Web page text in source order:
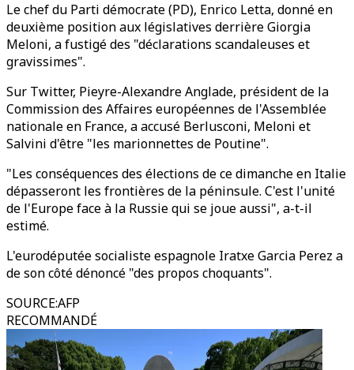
Le chef du Parti démocrate (PD), Enrico Letta, donné en
deuxième position aux législatives derrière Giorgia
Meloni, a fustigé des "déclarations scandaleuses et
gravissimes".
Sur Twitter, Pieyre-Alexandre Anglade, président de la
Commission des Affaires européennes de l'Assemblée
nationale en France, a accusé Berlusconi, Meloni et
Salvini d'être "les marionnettes de Poutine".
"Les conséquences des élections de ce dimanche en Italie
dépasseront les frontières de la péninsule. C'est l'unité
de l'Europe face à la Russie qui se joue aussi", a-t-il
estimé.
L'eurodéputée socialiste espagnole Iratxe Garcia Perez a
de son côté dénoncé "des propos choquants".
SOURCE:AFP
RECOMMANDÉ